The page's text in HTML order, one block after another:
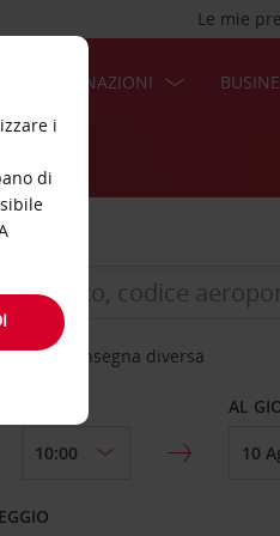
Le mie
DESTINAZIONI
di riconsegna diversa
AL
i
di